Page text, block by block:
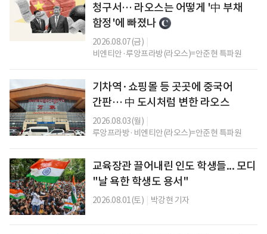
청구서… 라오스는 어떻게 '中 부채
함정'에 빠졌나
2026.08.07(금)
비엔티안·루앙프라방(라오스)=안준현 특파원
기차역·쇼핑몰 등 곳곳에 중국어
간판… 中 도시처럼 변한 라오스
2026.08.03(월)
루앙프라방·비엔티안(라오스)=안준현 특파원
교육장관 끌어내린 인도 학생들... 모디
"날 욕한 학생도 용서"
2026.08.01(토) 박강현 기자